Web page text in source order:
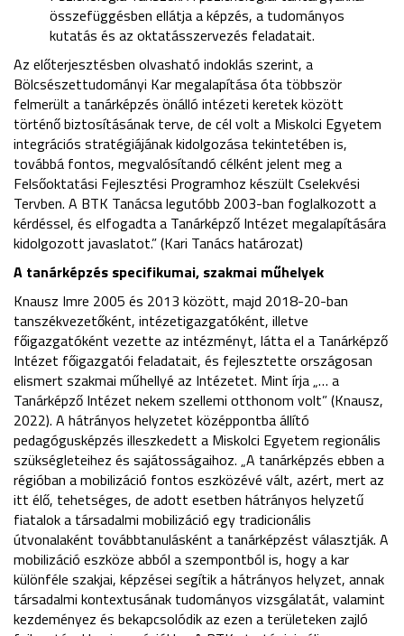
összefüggésben ellátja a képzés, a tudományos
kutatás és az oktatásszervezés feladatait.
Az előterjesztésben olvasható indoklás szerint, a
Bölcsészettudományi Kar megalapítása óta többször
felmerült a tanárképzés önálló intézeti keretek között
történő biztosításának terve, de cél volt a Miskolci Egyetem
integrációs stratégiájának kidolgozása tekintetében is,
továbbá fontos, megvalósítandó célként jelent meg a
Felsőoktatási Fejlesztési Programhoz készült Cselekvési
Tervben. A BTK Tanácsa legutóbb 2003-ban foglalkozott a
kérdéssel, és elfogadta a Tanárképző Intézet megalapítására
kidolgozott javaslatot.” (Kari Tanács határozat)
A tanárképzés specifikumai, szakmai műhelyek
Knausz Imre 2005 és 2013 között, majd 2018-20-ban
tanszékvezetőként, intézetigazgatóként, illetve
főigazgatóként vezette az intézményt, látta el a Tanárképző
Intézet főigazgatói feladatait, és fejlesztette országosan
elismert szakmai műhellyé az Intézetet. Mint írja „… a
Tanárképző Intézet nekem szellemi otthonom volt” (Knausz,
2022). A hátrányos helyzetet középpontba állító
pedagógusképzés illeszkedett a Miskolci Egyetem regionális
szükségleteihez és sajátosságaihoz. „A tanárképzés ebben a
régióban a mobilizáció fontos eszközévé vált, azért, mert az
itt élő, tehetséges, de adott esetben hátrányos helyzetű
fiatalok a társadalmi mobilizáció egy tradicionális
útvonalaként továbbtanulásként a tanárképzést választják. A
mobilizáció eszköze abból a szempontból is, hogy a kar
különféle szakjai, képzései segítik a hátrányos helyzet, annak
társadalmi kontextusának tudományos vizsgálatát, valamint
kezdeményez és bekapcsolódik az ezen a területeken zajló